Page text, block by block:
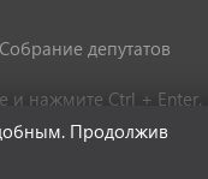
депутатов
и нажмите Ctrl + Enter.
Продолжив